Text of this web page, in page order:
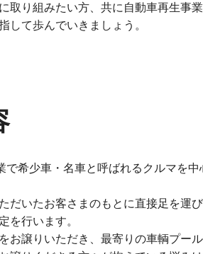
取り組みたい方、共に自動車再生事
して歩んでいきましょう。
で希少車・名車と呼ばれるクルマを
だいたお客さまのもとに直接足を運
を行います。
お譲りいただき、最寄りの車輌プー